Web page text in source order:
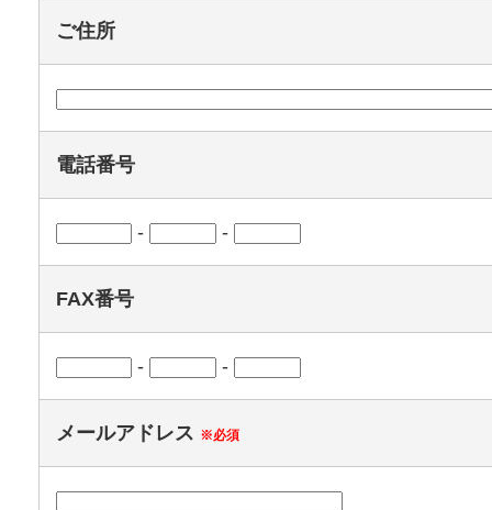
ご住所
電話番号
- -
FAX番号
- -
メールアドレス ※必須